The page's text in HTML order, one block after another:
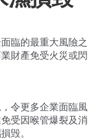
臨的最重大風險之
財產免受火災或閃
令更多企業面臨風
受因喉管爆裂及消
毁。